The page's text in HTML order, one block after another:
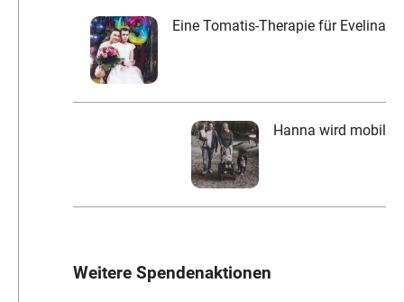
Eine Tomatis-Therapie für Evelina
Hanna wird mobil
Weitere Spendenaktionen